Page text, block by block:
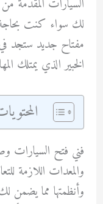
السيارات المقدمة
لك سواء كنت بحاجة
مفتاح جديد ستجد
الخبير الذي يمتلك
فني فتح السيارات
والمعدات اللازمة
وأنظمتها مما يضمن